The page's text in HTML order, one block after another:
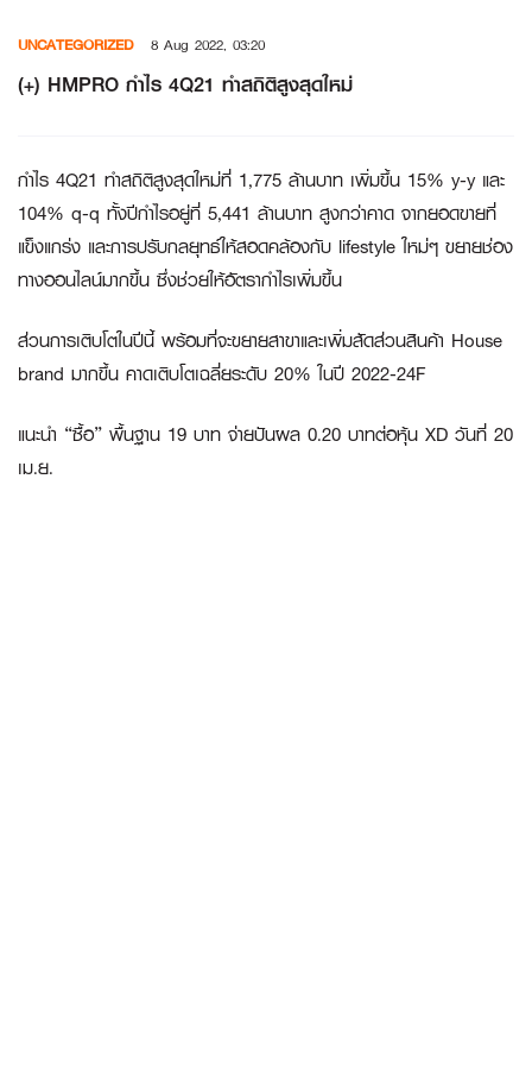
content
UNCATEGORIZED 8 Aug 2022, 03:20
(+) HMPRO กำไร 4Q21 ทำสถิติสูงสุดใหม่
กำไร 4Q21 ทำสถิติสูงสุดใหม่ที่ 1,775 ล้านบาท เพิ่มขึ้น 15% y-y และ
104% q-q ทั้งปีกำไรอยู่ที่ 5,441 ล้านบาท สูงกว่าคาด จากยอดขายที่
แข็งแกร่ง และการปรับกลยุทธ์ให้สอดคล้องกับ lifestyle ใหม่ๆ ขยายช่อง
ทางออนไลน์มากขึ้น ซึ่งช่วยให้อัตรากำไรเพิ่มขึ้น
ส่วนการเติบโตในปีนี้ พร้อมที่จะขยายสาขาและเพิ่มสัดส่วนสินค้า House
brand มากขึ้น คาดเติบโตเฉลี่ยระดับ 20% ในปี 2022-24F
แนะนำ “ซื้อ” พื้นฐาน 19 บาท จ่ายปันผล 0.20 บาทต่อหุ้น XD วันที่ 20
เม.ย.